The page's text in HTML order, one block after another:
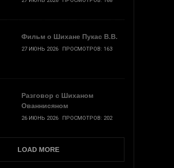
Фильм о Шихане Пукас В.В.
27 ИЮНЬ 2026 ПРОСМОТРОВ: 163
Разговор с Шиханом
Ованнисяном
26 ИЮНЬ 2026 ПРОСМОТРОВ: 202
LOAD MORE